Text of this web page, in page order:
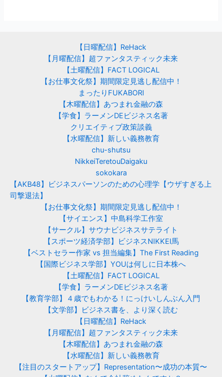
【日曜配信】ReHack
【月曜配信】超ファンタスティック未来
【土曜配信】FACT LOGICAL
【お仕事文化祭】期間限定見逃し配信中！
まったりFUKABORI
【木曜配信】あつまれ金融の森
【学食】ラーメンDEビジネス名著
クリエイティブ政策談義
【水曜配信】新しい義務教育
chu-shutsu
NikkeiTeretouDaigaku
sokokara
【AKB48】ビジネスパーソンのための心理学【ウザすぎる上
司撃退法】
【お仕事文化祭】期間限定見逃し配信中！
【サイエンス】中島科学工作室
【サークル】サウナビジネスサテライト
【スポーツ経済学部】ビジネスNIKKEI馬
【ベストセラー作家 vs 担当編集】The First Reading
【国際ビジネス学部】YOUは何しに日本株へ
【土曜配信】FACT LOGICAL
【学食】ラーメンDEビジネス名著
【教育学部】４歳でもわかる！にっけいしんぶん入門
【文学部】ビジネス書を、より深く読む
【日曜配信】ReHack
【月曜配信】超ファンタスティック未来
【木曜配信】あつまれ金融の森
【水曜配信】新しい義務教育
【注目のスタートアップ】Representation〜成功の本質〜